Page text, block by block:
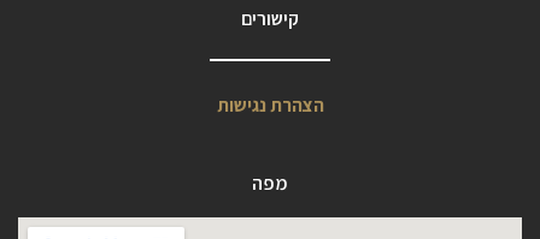
קישורים
הצהרת נגישות
מפה